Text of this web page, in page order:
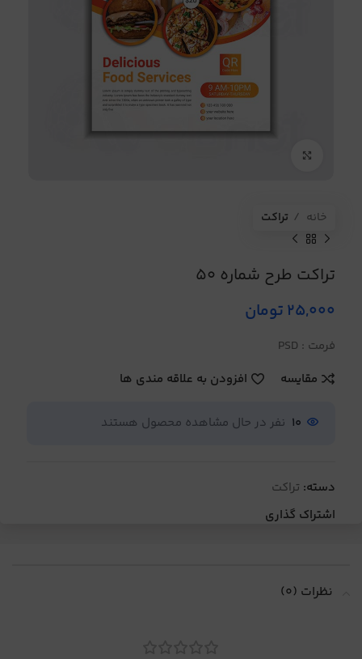
خانه تراکت
تراکت طرح شماره 50
25,000تومان
فرمت : PSD
مقایسه
افزودن به علاقه مندی ها
10 نفر در حال مشاهده محصول هستند
دسته: تراکت
اشتراک گذاری
نظرات (0)